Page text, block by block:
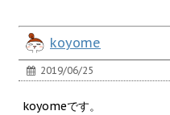
koyome
2019/06/25
koyomeです。